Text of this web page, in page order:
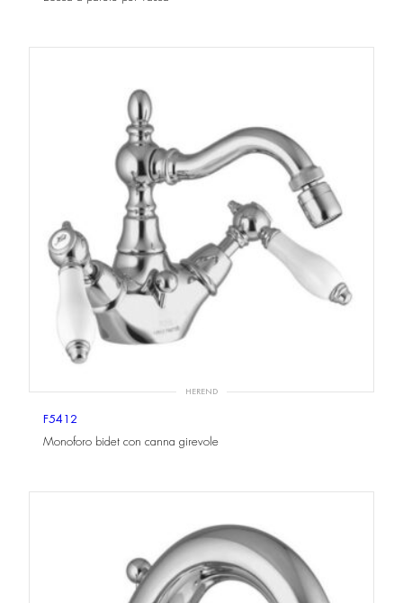
HEREND
F5412
Monoforo bidet con canna girevole